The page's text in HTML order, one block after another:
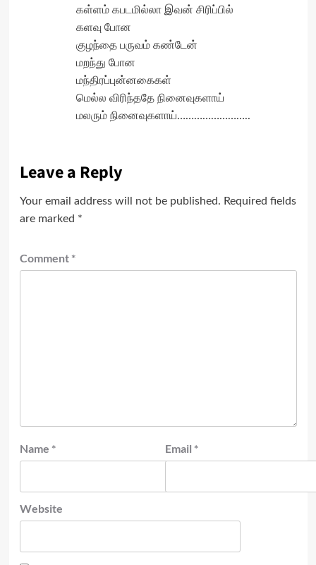
கள்ளம் கபடமில்லா இவன் சிரிப்பில்
களவு போன
குழந்தை பருவம் கண்டேன்
மறந்து போன
மந்திரப்புன்னகைகள்
மெல்ல விரிந்ததே நினைவுகளாய்
மலரும் நினைவுகளாய்……………………..
Leave a Reply
Your email address will not be published. Required fields
are marked *
Comment *
Name * Email *
Website